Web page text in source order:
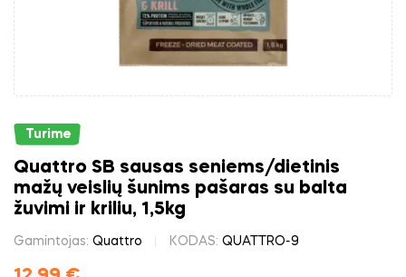
Turime
Quattro SB sausas seniems/dietinis
mažų veislių šunims pašaras su balta
žuvimi ir kriliu, 1,5kg
Gamintojas: Quattro KODAS: QUATTRO-9